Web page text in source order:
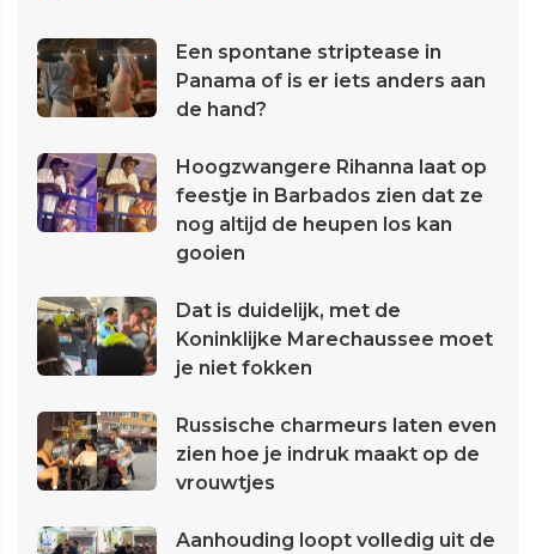
Een spontane striptease in
Panama of is er iets anders aan
de hand?
Hoogzwangere Rihanna laat op
feestje in Barbados zien dat ze
nog altijd de heupen los kan
gooien
Dat is duidelijk, met de
Koninklijke Marechaussee moet
je niet fokken
Russische charmeurs laten even
zien hoe je indruk maakt op de
vrouwtjes
Aanhouding loopt volledig uit de